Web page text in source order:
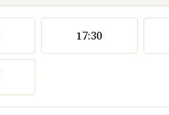
17:30